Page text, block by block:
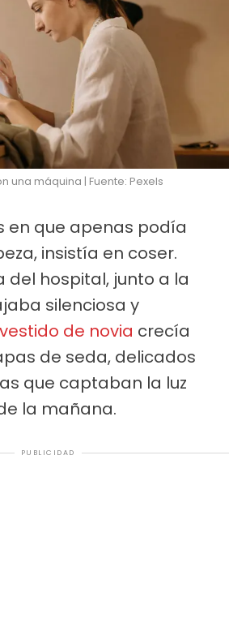
una máquina | Fuente: Pexels
en que apenas podía
insistía en coser.
del hospital, junto a la
silenciosa y
vestido de novia crecía
de seda, delicados
que captaban la luz
la mañana.
PUBLICIDAD